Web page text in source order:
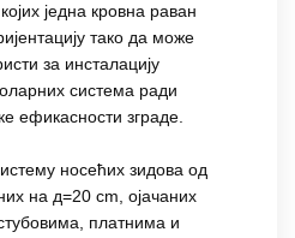
једна кровна раван
тако да може
за инсталацију
система ради
ефикасности зграде.
носећих зидова од
на д=20 cm, ојачаних
платнима и